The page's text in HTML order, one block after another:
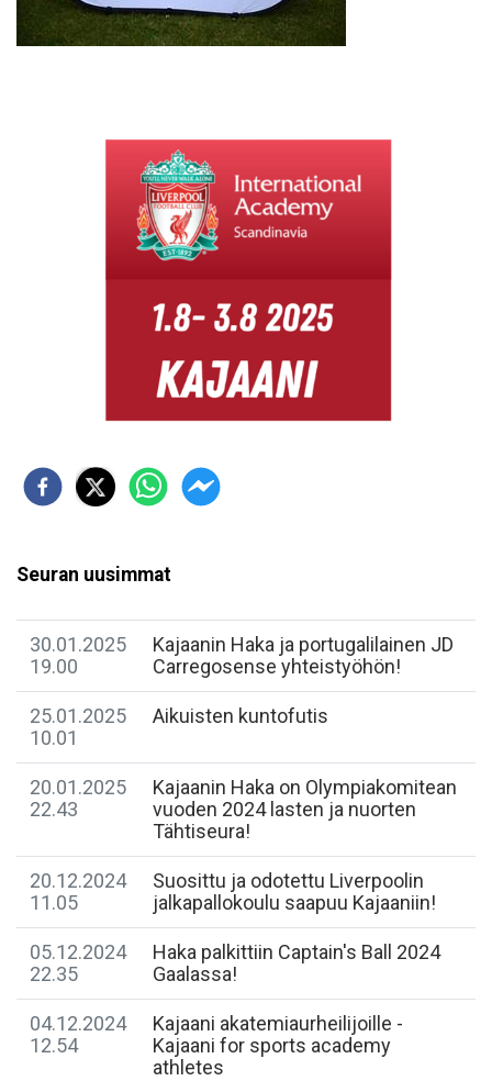
Seuran uusimmat
30.01.2025
19.00
Kajaanin Haka ja portugalilainen JD
Carregosense yhteistyöhön!
25.01.2025
10.01
Aikuisten kuntofutis
20.01.2025
22.43
Kajaanin Haka on Olympiakomitean
vuoden 2024 lasten ja nuorten
Tähtiseura!
20.12.2024
11.05
Suosittu ja odotettu Liverpoolin
jalkapallokoulu saapuu Kajaaniin!
05.12.2024
22.35
Haka palkittiin Captain's Ball 2024
Gaalassa!
04.12.2024
12.54
Kajaani akatemiaurheilijoille -
Kajaani for sports academy
athletes